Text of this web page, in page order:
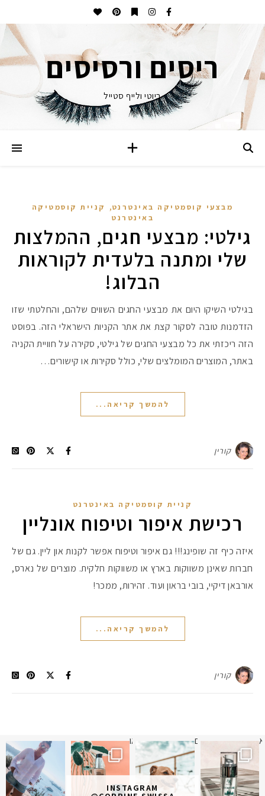
ריסים ורסיסים
ביוטי ולייף סטייל
מבצעי קוסמטיקה באינטרנט,
קניית קוסמטיקה
באינטרנט
גילטי: מבצעי חגים, ההמלצות
שלי ומתנה בלעדית לקוראות
הבלוג!
בגילטי השיקו היום את מבצעי החגים השווים שלהם, והחלטתי שזו
הזדמנות טובה לסקור קצת את אתר הקניות הישראלי הזה. בפוסט
הזה ריכזתי את כל מבצעי החגים של גילטי, סקירה על חוויית הקניה
באתר, המוצרים המומלצים שלי, כולל סקירות או קישורים…
להמשך קריאה...
קורין
קניית קוסמטיקה באינטרנט
רכישת איפור וטיפוח אונליין
איזה כיף זה שופינג!!! גם איפור וטיפוח אפשר לקנות און ליין. גם של
חברות שאינן משווקות בארץ או משווקות חלקית. מוצרים של נארס,
אורבאן דיקיי, בובי בראון ועוד. זהירות, ממכר!
להמשך קריאה...
קורין
INSTAGRAM
תמונה כבר חודשיים
איזו אהבתם יותר? הראשונה או